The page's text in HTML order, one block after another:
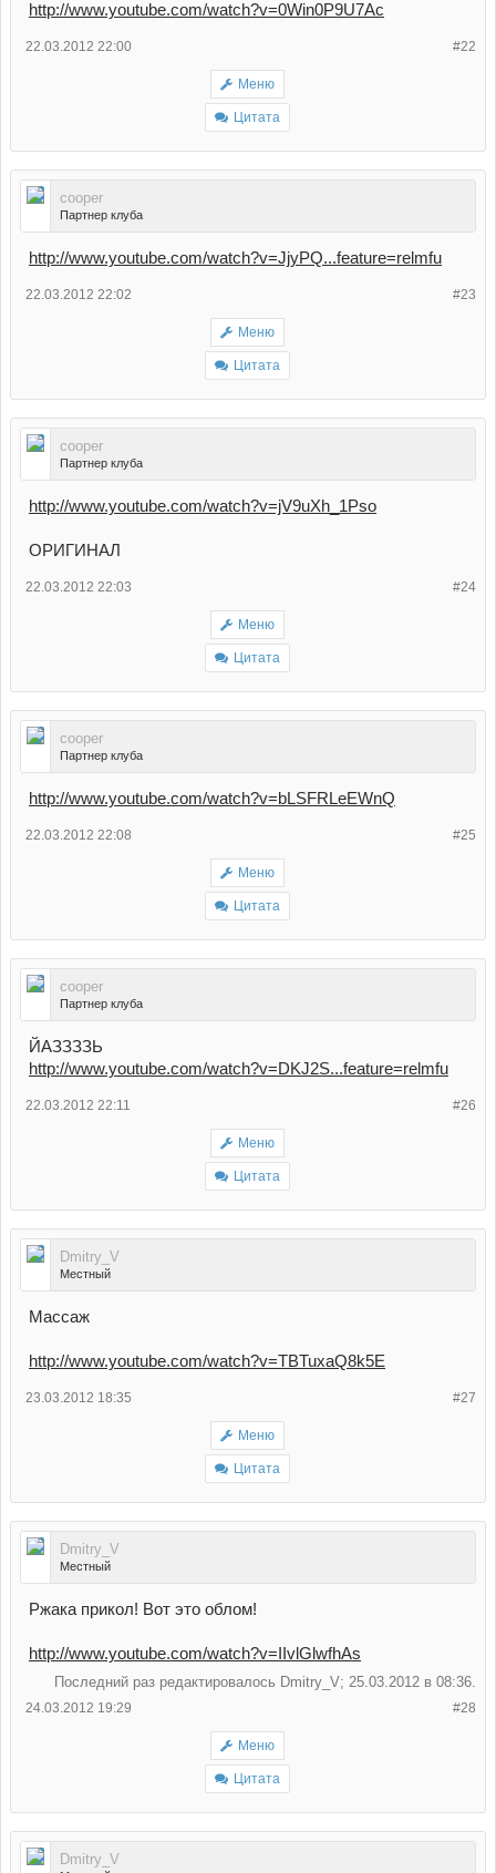
http://www.youtube.com/watch?v=0Win0P9U7Ac
#22
22.03.2012 22:00
Меню
Цитата
cooper
Партнер клуба
http://www.youtube.com/watch?v=JjyPQ...feature=relmfu
#23
22.03.2012 22:02
Меню
Цитата
cooper
Партнер клуба
http://www.youtube.com/watch?v=jV9uXh_1Pso
ОРИГИНАЛ
#24
22.03.2012 22:03
Меню
Цитата
cooper
Партнер клуба
http://www.youtube.com/watch?v=bLSFRLeEWnQ
#25
22.03.2012 22:08
Меню
Цитата
cooper
Партнер клуба
ЙАЗЗЗЗЬ
http://www.youtube.com/watch?v=DKJ2S...feature=relmfu
#26
22.03.2012 22:11
Меню
Цитата
Dmitry_V
Местный
Массаж
http://www.youtube.com/watch?v=TBTuxaQ8k5E
#27
23.03.2012 18:35
Меню
Цитата
Dmitry_V
Местный
Ржака прикол! Вот это облом!
http://www.youtube.com/watch?v=IIvlGlwfhAs
Последний раз редактировалось Dmitry_V; 25.03.2012 в 08:36.
#28
24.03.2012 19:29
Меню
Цитата
Dmitry_V